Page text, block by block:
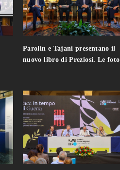
Parolin e Tajani presentano il
nuovo libro di Preziosi. Le foto